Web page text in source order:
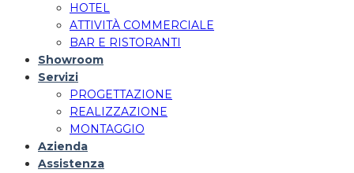
HOTEL
ATTIVITÀ COMMERCIALE
BAR E RISTORANTI
Showroom
Servizi
PROGETTAZIONE
REALIZZAZIONE
MONTAGGIO
Azienda
Assistenza